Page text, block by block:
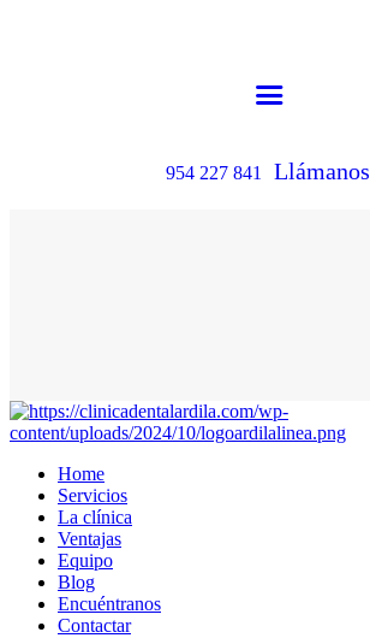
954 227 841 Llámanos
Home
Servicios
La clínica
Ventajas
Equipo
Blog
Encuéntranos
Contactar